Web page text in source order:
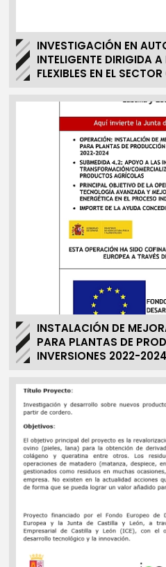
INVESTIGACIÓN EN
INTELIGENTE DIRIGIDA
FLEXIBLES EN EL
INSTALACIÓN DE
PARA PLANTAS DE
INVERSIONES 2022-